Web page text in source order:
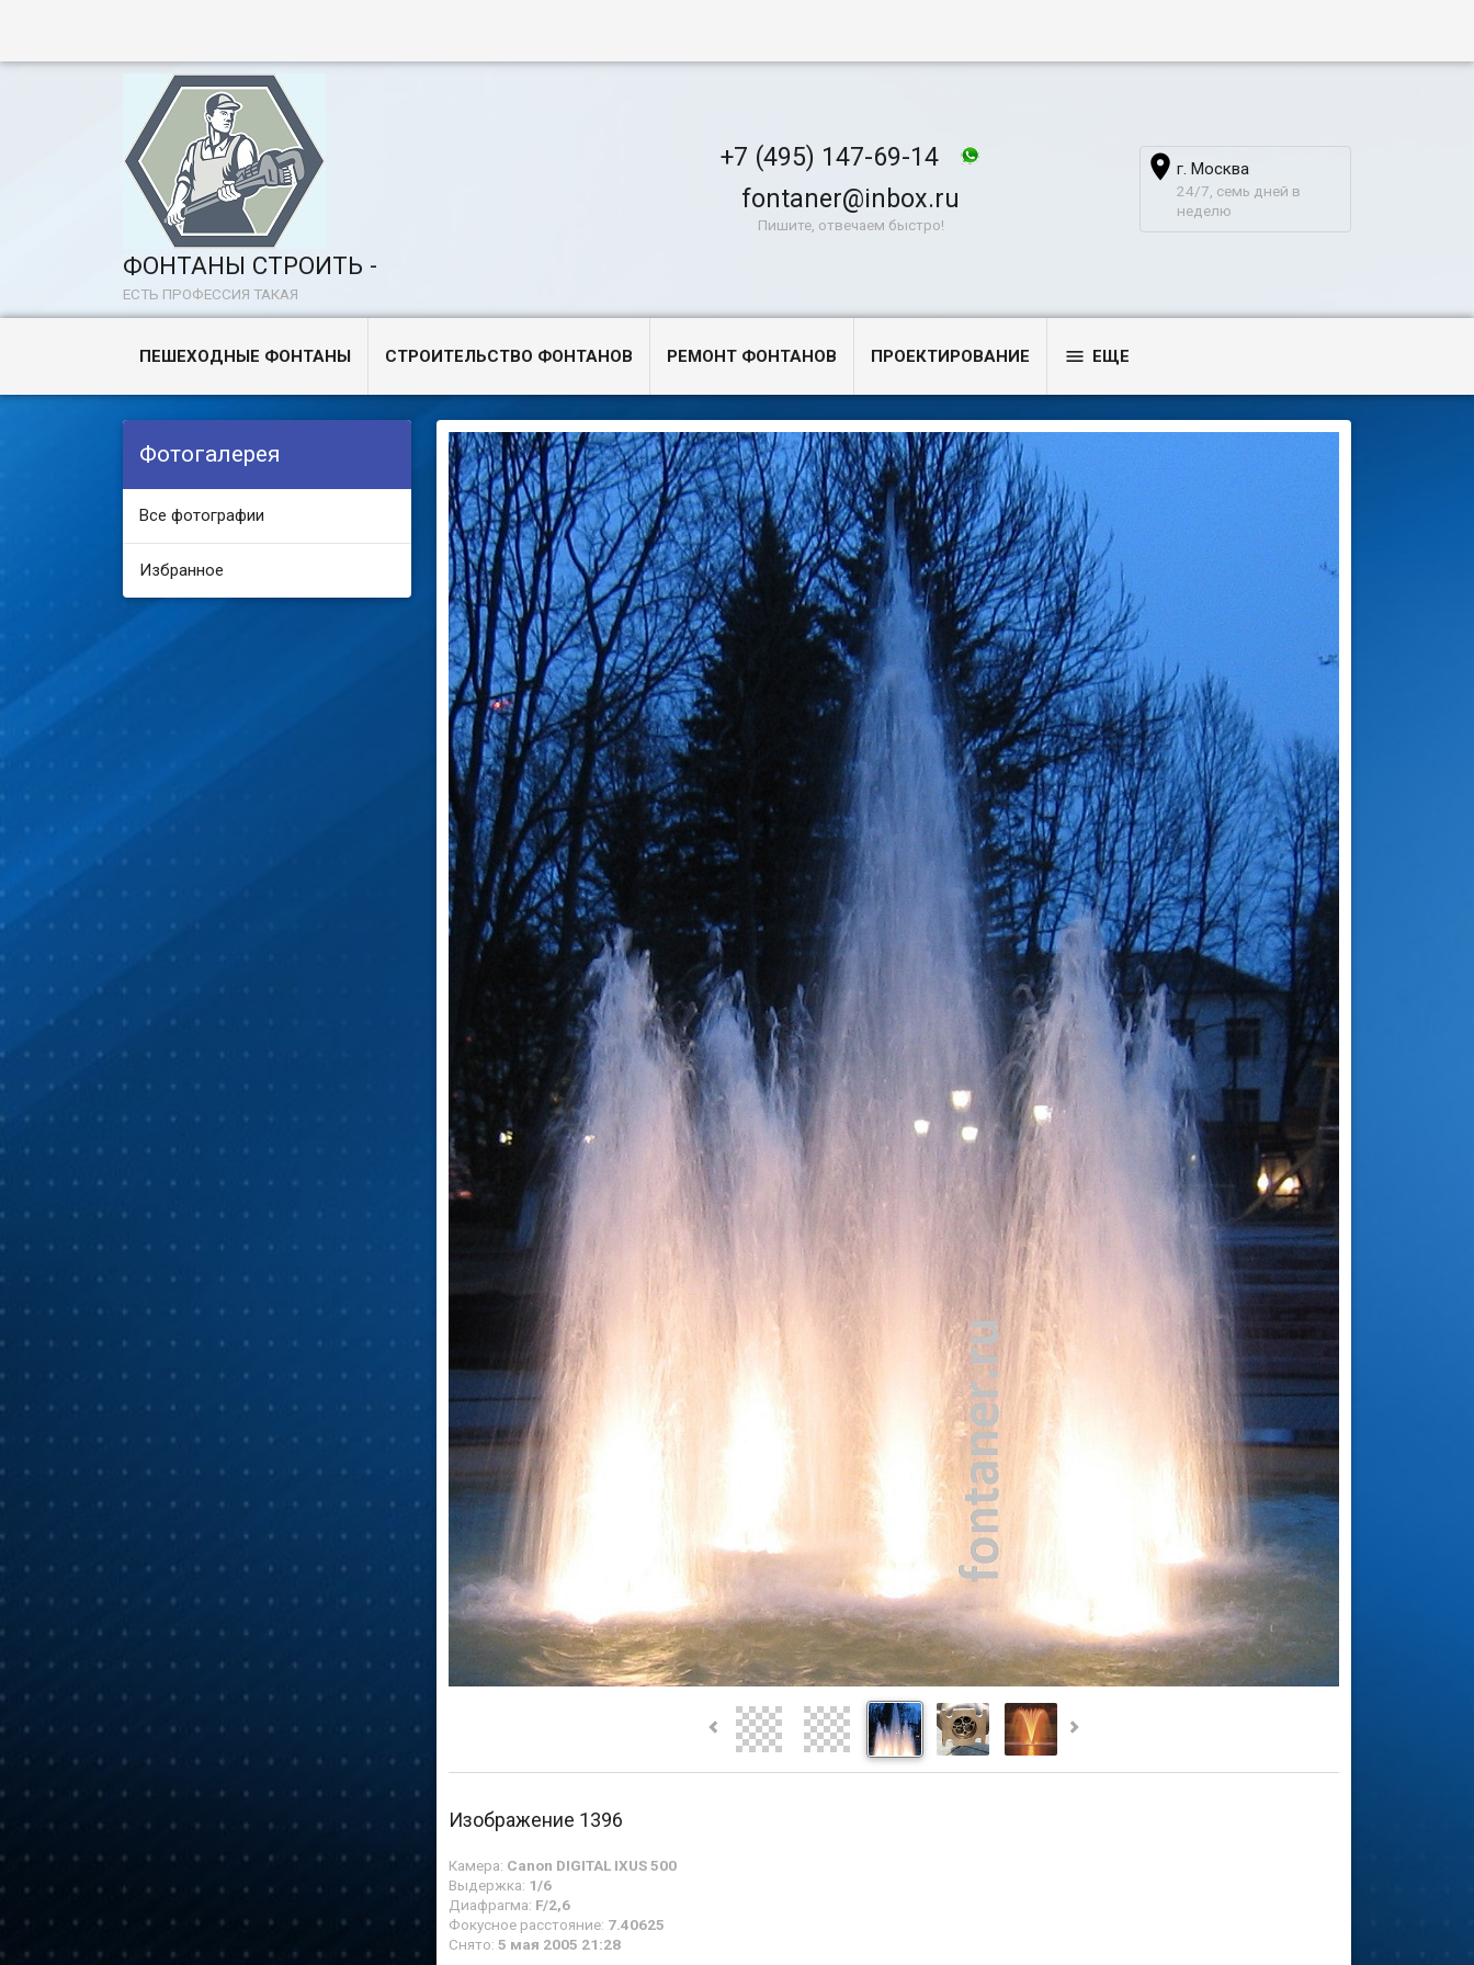
ФОНТАНЫ СТРОИТЬ -
ЕСТЬ ПРОФЕССИЯ ТАКАЯ
+7 (495) 147-69-14
fontaner@inbox.ru
Пишите, отвечаем быстро!
г. Москва
24/7, семь дней в
неделю
ПЕШЕХОДНЫЕ ФОНТАНЫ СТРОИТЕЛЬСТВО ФОНТАНОВ РЕМОНТ ФОНТАНОВ ПРОЕКТИРОВАНИЕ  ЕЩЕ
Фотогалерея
Все фотографии
Избранное
Изображение 1396
Камера: Canon DIGITAL IXUS 500
Выдержка: 1/6
Диафрагма: F/2,6
Фокусное расстояние: 7.40625
Снято: 5 мая 2005 21:28